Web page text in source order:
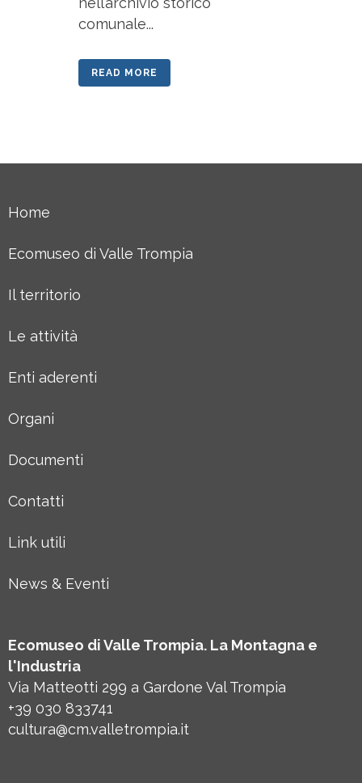
comunale...
READ MORE
Home
Ecomuseo di Valle Trompia
Il territorio
Le attività
Enti aderenti
Organi
Documenti
Contatti
Link utili
News & Eventi
Ecomuseo di Valle Trompia. La Montagna e
l'Industria
Via Matteotti 299 a Gardone Val Trompia
+39 030 833741
cultura@cm.valletrompia.it